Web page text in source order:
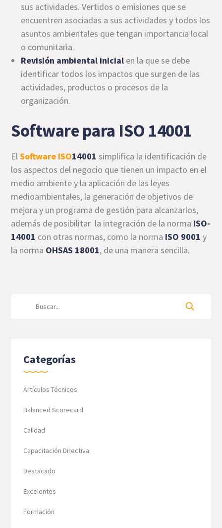
sus actividades. Vertidos o emisiones que se
encuentren asociadas a sus actividades y todos los
asuntos ambientales que tengan importancia local
o comunitaria.
Revisión ambiental inicial en la que se debe
identificar todos los impactos que surgen de las
actividades, productos o procesos de la
organización.
Software para ISO 14001
ElSoftware ISO14001 simplifica la identificación de
los aspectos del negocio que tienen un impacto en el
medio ambiente y la aplicación de las leyes
medioambientales, la generación de objetivos de
mejora y un programa de gestión para alcanzarlos,
además de posibilitar la integración de la norma ISO-
14001 con otras normas, como la norma ISO 9001 y
la norma OHSAS 18001, de una manera sencilla.
Categorías
Artículos Técnicos
Balanced Scorecard
Calidad
Capacitación Directiva
Destacado
Excelentes
Formación